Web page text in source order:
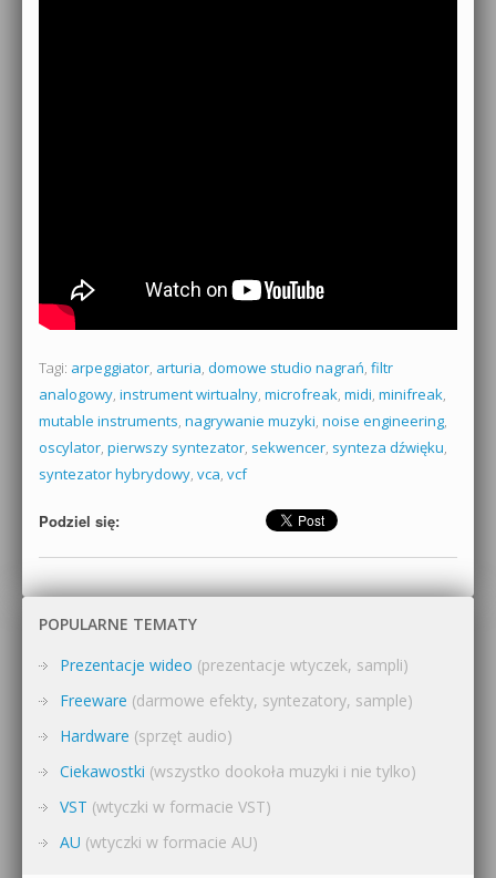
Tagi: arpeggiator, arturia, domowe studio nagrań, filtr
analogowy, instrument wirtualny, microfreak, midi, minifreak,
mutable instruments, nagrywanie muzyki, noise engineering,
oscylator, pierwszy syntezator, sekwencer, synteza dźwięku,
syntezator hybrydowy, vca, vcf
Podziel się:
POPULARNE TEMATY
Prezentacje wideo (prezentacje wtyczek, sampli)
Freeware (darmowe efekty, syntezatory, sample)
Hardware (sprzęt audio)
Ciekawostki (wszystko dookoła muzyki i nie tylko)
VST (wtyczki w formacie VST)
AU (wtyczki w formacie AU)